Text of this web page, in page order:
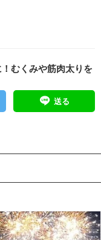
！むくみや筋肉太りを
送る